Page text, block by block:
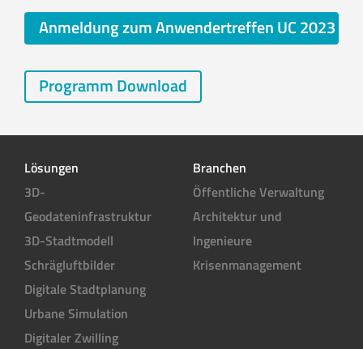
Anmeldung zum Anwendertreffen UC 2023
Programm Download
Lösungen
3D-
Geodateninfrastruktur
3D-Stadtmodell
Schrägluftbilder
Digitale Stadtplanung
Urbane Simulation
Digitaler Zwilling
Branchen
Öffentliche Verwaltung
Architektur und
Ingenieure
Krisenmanagement